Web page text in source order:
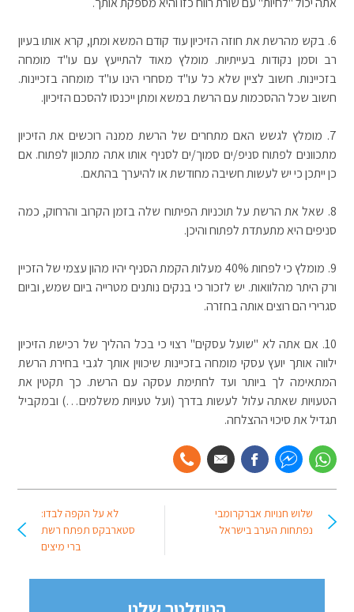
6. בקש מהרשת את חוזה הזיכיון עוד קודם המשא ומתן, קרא אותו בעיון
רב וסמן נקודות בעייתיות. מומלץ מאוד להתייעץ עם עו"ד מומחה
בזכיינות. חשוב לציין שלא כל עו"ד מסחרי הינו עו"ד מומחה בזכיינות.
חשוב שכל ההסכמות עם הרשת במשא ומתן ייכנסו להסכם הזיכיון.
7. מומלץ לגשש האם מתחרים של הרשת ממנה רוכשים את הזיכיון
מתכוונים לפתוח סניפ/ים סמוך/ים לסניף אותו אתה מתכוון לפתוח. אם
כן ייתכן כי יש לעשות חשיבה מחודשת או להיערך בהתאם.
8. שאל את הרשת על תוכניות הפיתוח שלה בזמן הקרוב והרחוק, כמה
סניפים היא מתעתדת לפתוח והיכן.
9.
מומלץ כי לפחות 40% מעלות הקמת הסניף יהיו מהון עצמי של הזכיין
ורק היתר מהלוואות. יש לזכור כי בנקים נותנים מטרייה ביום שמש, וביום
סגרירי הם רוצים אותה בחזרה.
10. אם אתה לא "שועל עסקים" רצוי כי בכל ההליך של רכישת הזיכיון
ילווה אותך יועץ עסקי מומחה בזכיינות שיכווין אותך לגבי בחירת הרשת
המתאימה לך ביותר ועד לחתימת עסקה עם הרשת. כך תקטין את
הטעויות שאתה עלול לעשות בדרך (ועל טעויות משלמים…) ובמקביל
תגדיל את סיכוי ההצלחה.
שלוש חנויות אברקרומבי
נפתחות הערב בישראל
לא על הקפה לבדו:
סטארבקס תפתח רשת
ברי מיצים